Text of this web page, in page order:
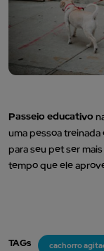
Passeio educativo
uma pessoa treinada
para seu pet ser
tempo que ele
TAGs cachorro